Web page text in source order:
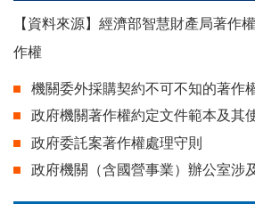
公播版影片著作權
著作權案例彙編
校園著作權百寶箱
【資料來源】經濟部智慧財產局著作
作權
機關委外採購契約不可不知的著作
政府機關著作權約定文件範本及其
政府委託案著作權處理守則
政府機關（含國營事業）辦公室涉